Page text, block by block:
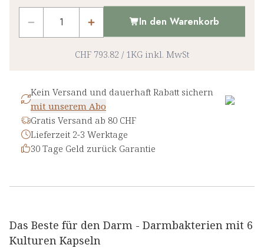
In den Warenkorb
CHF 793.82 / 1KG inkl. MwSt
Kein Versand und dauerhaft Rabatt sichern
mit unserem Abo
Gratis Versand ab 80 CHF
Lieferzeit 2-3 Werktage
30 Tage Geld zurück Garantie
Das Beste für den Darm - Darmbakterien mit 6
Kulturen Kapseln